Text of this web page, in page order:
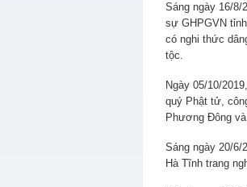
Sáng ngày 16/8/
sự GHPGVN
có nghi thức
tộc.
Ngày 05/10/
quý Phật tử,
Phương Đông
Sáng ngày 20/
Hà Tĩnh trang